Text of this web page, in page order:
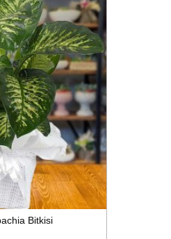
Bitkisi